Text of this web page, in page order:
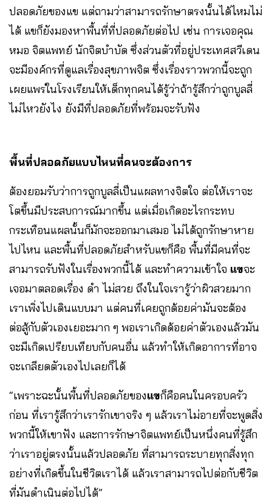
ปลอดภัยของแข แต่ถามว่าสามารถรักษาตรงนั้นได้ไหมไม่
ได้ แขก็ยังมองหาพื้นที่ที่ปลอดภัยต่อไป เช่น การเจอคุณ
หมอ จิตแพทย์ นักจิตบำบัด ซึ่งส่วนตัวที่อยู่ประเทศสวีเดน
จะมีองค์กรที่ดูแลเรื่องสุขภาพจิต ซึ่งเรื่องราวพวกนี้จะถูก
เผยแพร่ในโรงเรียนให้เด็กทุกคนได้รู้ว่าถ้ารู้สึกว่าถูกบูลลี่
ไม่ไหวยังไง ยังมีที่ปลอดภัยที่พร้อมจะรับฟัง
พื้นที่ปลอดภัยแบบไหนที่คนจะต้องการ
ต้องยอมรับว่าการถูกบูลลี่เป็นแผลทางจิตใจ ต่อให้เราจะ
โตขึ้นมีประสบการณ์มากขึ้น แต่เมื่อเกิดอะไรกระทบ
กระเทือนแผลนั้นก็มักจะออกมาเสมอ ไม่ได้ถูกรักษาหาย
ไปไหน และพื้นที่ปลอดภัยสำหรับแขก็คือ พื้นที่มีคนที่จะ
สามารถรับฟังในเรื่องพวกนี้ได้ และทำความเข้าใจ แขจะ
เจอมาตลอดเรื่อง ดำ ไม่สวย ถึงในใจเรารู้ว่าผิวสวยมาก
เราเพิ่งไปเดินแบบมา แต่คนที่เคยถูกด้อยค่ามันจะต้อง
ต่อสู้กับตัวเองเยอะมาก ๆ พอเราเกิดด้อยค่าตัวเองแล้วมัน
จะมีเกิดเปรียบเทียบกับคนอื่น แล้วทำให้เกิดอาการที่อาจ
จะเกลียดตัวเองไปเลยก็ได้
“เพราะฉะนั้นพื้นที่ปลอดภัยของแขก็คือคนในครอบครัว
ก่อน ที่เรารู้สึกว่าเรารักเขาจริง ๆ แล้วเราไม่อายที่จะพูดสิ่ง
พวกนี้ให้เขาฟัง และการรักษาจิตแพทย์เป็นหนึ่งคนที่รู้สึก
ว่าเราอยู่ตรงนั้นแล้วปลอดภัย ที่สามารถระบายทุกสิ่งทุก
อย่างที่เกิดขึ้นในชีวิตเราได้ แล้วเราสามารถไปต่อกับชีวิต
ที่มันดำเนินต่อไปได้”